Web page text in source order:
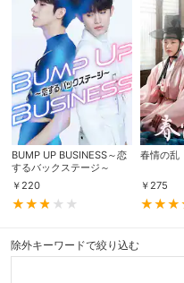
BUMP UP BUSINESS～恋
するバックステージ～
￥ 220
春情の乱
￥ 275
除外キーワードで絞り込む